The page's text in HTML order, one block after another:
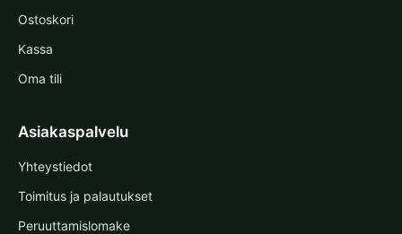
Ostoskori
Kassa
Oma tili
Asiakaspalvelu
Yhteystiedot
Toimitus ja palautukset
Peruuttamislomake